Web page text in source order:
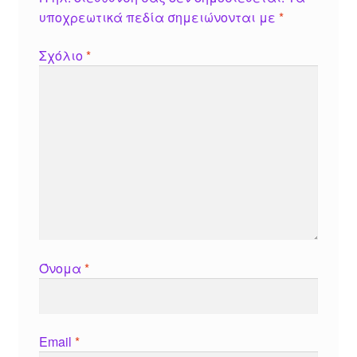
υποχρεωτικά πεδία σημειώνονται με *
Σχόλιο*
Όνομα *
Email *